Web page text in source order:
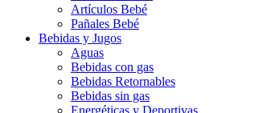
Artículos Bebé
Pañales Bebé
Bebidas y Jugos
Aguas
Bebidas con gas
Bebidas Retornables
Bebidas sin gas
Energéticas y Deportivas